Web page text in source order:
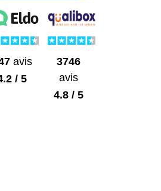
avis
/ 5
3746
avis
4.8 / 5